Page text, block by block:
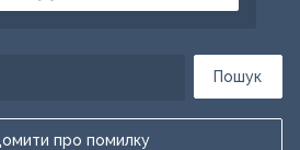
Пошук
про помилку